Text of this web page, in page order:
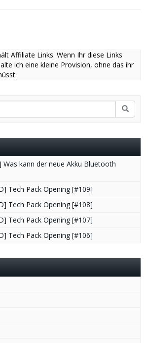
Affiliate Links. Wenn Ihr diese Links
ich eine kleine Provision, ohne das ihr
Was kann der neue Akku Bluetooth
Tech Pack Opening [#109]
Tech Pack Opening [#108]
Tech Pack Opening [#107]
Tech Pack Opening [#106]